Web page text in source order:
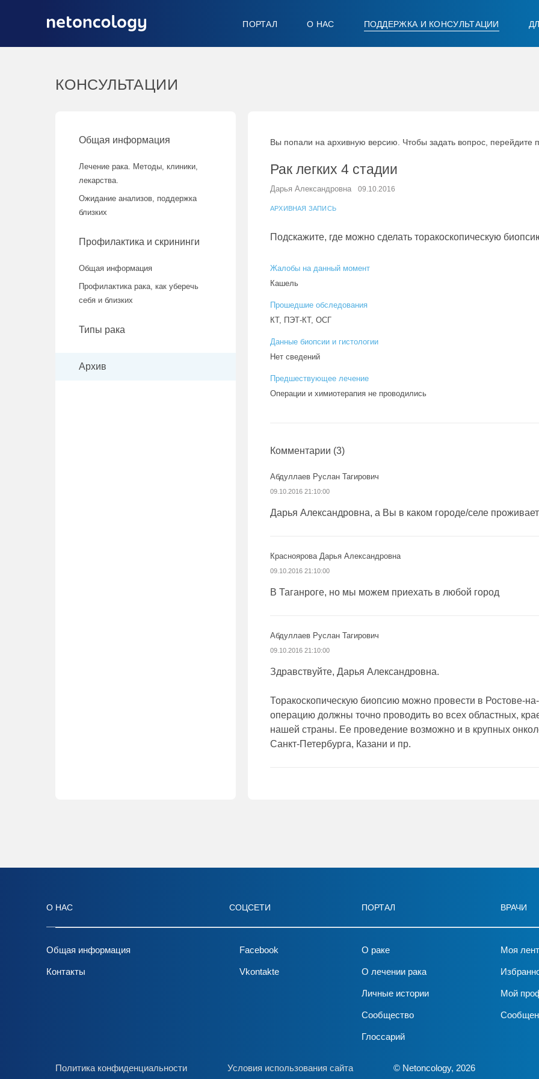
ПОРТАЛ О НАС ПОДДЕРЖКА И КОНСУЛЬТАЦИИ
КОНСУЛЬТАЦИИ
Общая информация
Лечение рака. Методы, клиники,
лекарства.
Ожидание анализов, поддержка
близких
Профилактика и скрининги
Общая информация
Профилактика рака, как уберечь
себя и близких
Типы рака
Архив
Вы попали на архивную версию. Чтобы задать вопрос, перейдите
Рак легких 4 стадии
Дарья Александровна 09.10.2016
АРХИВНАЯ ЗАПИСЬ
Подскажите, где можно сделать торакоскопическую
Жалобы на данный момент
Кашель
Прошедшие обследования
КТ, ПЭТ-КТ, ОСГ
Данные биопсии и гистологии
Нет сведений
Предшествующее лечение
Операции и химиотерапия не проводились
Комментарии (3)
Абдуллаев Руслан Тагирович
09.10.2016 21:10:00
Дарья Александровна, а Вы в каком городе/селе
Красноярова Дарья Александровна
09.10.2016 21:10:00
В Таганроге, но мы можем приехать в любой город
Абдуллаев Руслан Тагирович
09.10.2016 21:10:00
Здравствуйте, Дарья Александровна.
Торакоскопическую биопсию можно провести в Ростове-
операцию должны точно проводить во всех областных,
нашей страны. Ее проведение возможно и в крупных
Санкт-Петербурга, Казани и пр.
О НАС
Общая информация
Контакты
СОЦСЕТИ
Facebook
Vkontakte
ПОРТАЛ
О раке
О лечении рака
Личные истории
Сообщество
Глоссарий
ВРАЧИ
Моя
Мой
Политика конфиденциальности Условия использования сайта © Netoncology, 2026